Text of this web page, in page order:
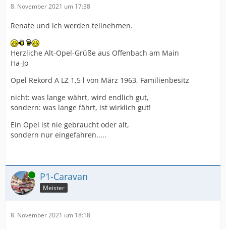
8. November 2021 um 17:38
Renate und ich werden teilnehmen.
Herzliche Alt-Opel-Grüße aus Offenbach am Main
Ha-Jo
Opel Rekord A LZ 1,5 l von März 1963, Familienbesitz
nicht: was lange währt, wird endlich gut,
sondern: was lange fährt, ist wirklich gut!
Ein Opel ist nie gebraucht oder alt,
sondern nur eingefahren.....
Online P1-Caravan
Meister
8. November 2021 um 18:18